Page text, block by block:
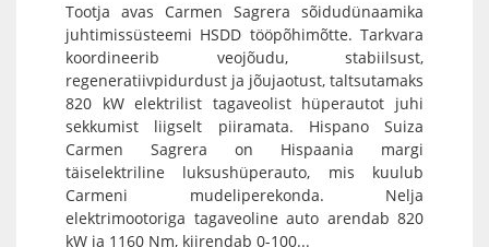
Tootja avas Carmen Sagrera sõidudünaamika
juhtimissüsteemi HSDD tööpõhimõtte. Tarkvara
koordineerib veojõudu, stabiilsust,
regeneratiivpidurdust ja jõujaotust, taltsutamaks
820 kW elektrilist tagaveolist hüperautot juhi
sekkumist liigselt piiramata. Hispano Suiza
Carmen Sagrera on Hispaania margi
täiselektriline luksushüperauto, mis kuulub
Carmeni mudeliperekonda. Nelja
elektrimootoriga tagaveoline auto arendab 820
kW ja 1160 Nm, kiirendab 0-100...